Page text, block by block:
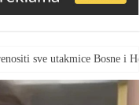
sve utakmice Bosne i